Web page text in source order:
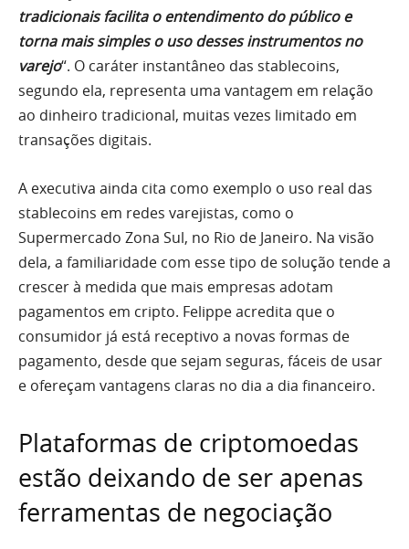
tradicionais facilita o entendimento do público e
torna mais simples o uso desses instrumentos no
varejo“. O caráter instantâneo das stablecoins,
segundo ela, representa uma vantagem em relação
ao dinheiro tradicional, muitas vezes limitado em
transações digitais.
A executiva ainda cita como exemplo o uso real das
stablecoins em redes varejistas, como o
Supermercado Zona Sul, no Rio de Janeiro. Na visão
dela, a familiaridade com esse tipo de solução tende a
crescer à medida que mais empresas adotam
pagamentos em cripto. Felippe acredita que o
consumidor já está receptivo a novas formas de
pagamento, desde que sejam seguras, fáceis de usar
e ofereçam vantagens claras no dia a dia financeiro.
Plataformas de criptomoedas
estão deixando de ser apenas
ferramentas de negociação